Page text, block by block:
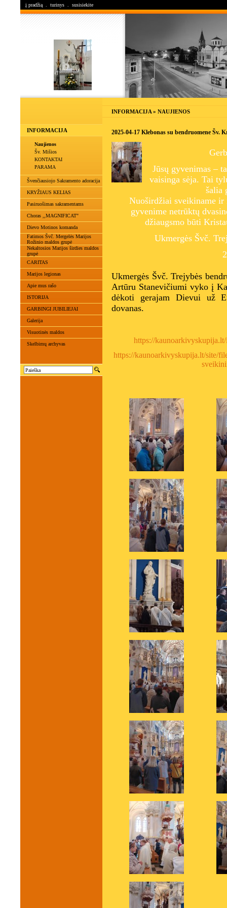
į pradžią turinys susisiekite
INFORMACIJA
Naujienos
Šv. Mišios
KONTAKTAI
PARAMA
Švenčiausiojo Sakramento adoracija
KRYŽIAUS KELIAS
Pasiruošimas sakramentams
Choras ,,MAGNIFICAT"
Dievo Motinos komanda
Fatimos Švč. Mergelės Marijos
Rožinio maldos grupė
Nekaltosios Marijos širdies maldos
grupė
CARITAS
Marijos legionas
Apie mus rašo
ISTORIJA
GARBINGI JUBILIEJAI
Galerija
Visuotinės maldos
Skelbimų archyvas
INFORMACIJA » NAUJIENOS
2025-04-17 Klebonas su bendruomene Šv.
Jūsų gyvenimas –
vaisinga sėja. Tai
šalia
Nuoširdžiai sveikiname ir
gyvenime netrūktų
džiaugsmo būti
Ukmergės Švč.
Ukmergės Švč. Trejybės
Artūru Stanevičiumi vyko į
dėkoti gerajam Dievui už
dovanas.
https://
https://kaunoarkivyskupija.lt/site/